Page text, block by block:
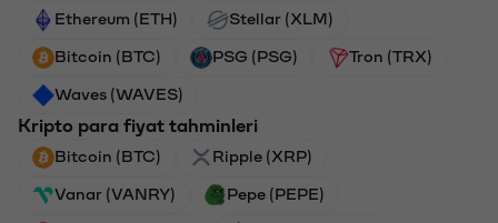
Ethereum (ETH) Stellar (XLM)
Bitcoin (BTC) PSG (PSG) Tron (TRX)
Waves (WAVES)
Kripto para fiyat tahminleri
Bitcoin (BTC) Ripple (XRP)
Vanar (VANRY) Pepe (PEPE)